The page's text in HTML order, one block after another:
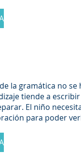
la gramática no
tiende a
El niño
para poder